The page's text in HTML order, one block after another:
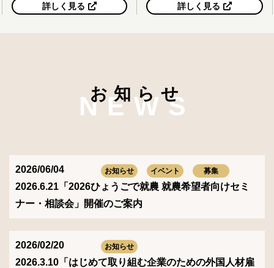
詳しく見る 詳しく見る
お知らせ
NEWS
2026/06/04 お知らせ イベント 募集
2026.6.21「2026ひょうごで就農 就農希望者向けセミ
ナー・相談会」開催のご案内
2026/02/20 お知らせ
2026.3.10「はじめて取り組む企業のための外国人材雇